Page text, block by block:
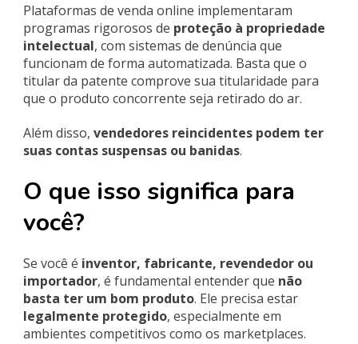
Plataformas de venda online implementaram
programas rigorosos de proteção à propriedade
intelectual, com sistemas de denúncia que
funcionam de forma automatizada. Basta que o
titular da patente comprove sua titularidade para
que o produto concorrente seja retirado do ar.
Além disso, vendedores reincidentes podem ter
suas contas suspensas ou banidas.
O que isso significa para
você?
Se você é inventor, fabricante, revendedor ou
importador, é fundamental entender que não
basta ter um bom produto. Ele precisa estar
legalmente protegido, especialmente em
ambientes competitivos como os marketplaces.